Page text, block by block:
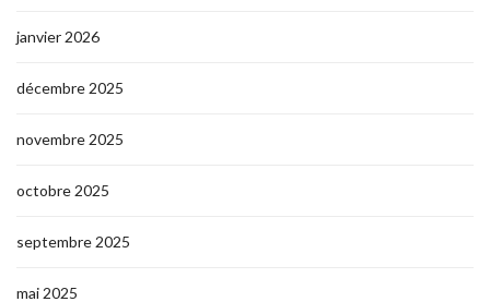
janvier 2026
décembre 2025
novembre 2025
octobre 2025
septembre 2025
mai 2025